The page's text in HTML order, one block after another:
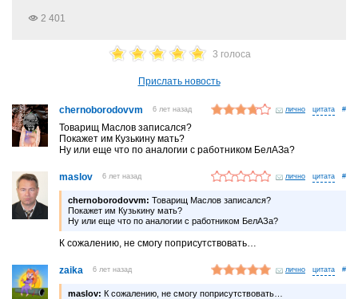
2 401
3 голоса
Прислать новость
chernoborodovvm 6 лет назад лично #
Товарищ Маслов записался?
Покажет им Кузькину мать?
Ну или еще что по аналогии с работником БелАЗа?
maslov 6 лет назад лично #
chernoborodovvm: Товарищ Маслов записался?
Покажет им Кузькину мать?
Ну или еще что по аналогии с работником БелАЗа?
К сожалению, не смогу поприсутствовать…
zaika 6 лет назад лично #
maslov: К сожалению, не смогу поприсутствовать…